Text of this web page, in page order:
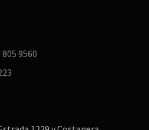
9560